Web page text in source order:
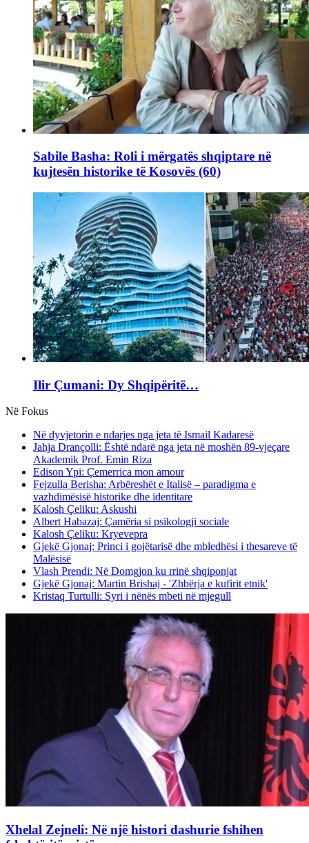
Sabile Basha: Roli i mërgatës shqiptare në
kujtesën historike të Kosovës (60)
Ilir Çumani: Dy Shqipëritë…
Në Fokus
Në dyvjetorin e ndarjes nga jeta të Ismail Kadaresë
Jahja Drançolli: Është ndarë nga jeta në moshën 89-vjeçare
Akademik Prof. Emin Riza
Edison Ypi: Çemerrica mon amour
Fejzulla Berisha: Arbëreshët e Italisë – paradigma e
vazhdimësisë historike dhe identitare
Kalosh Çeliku: Askushi
Albert Habazaj: Çamëria si psikologji sociale
Kalosh Çeliku: Kryevepra
Gjekë Gjonaj: Princi i gojëtarisë dhe mbledhësi i thesareve të
Malësisë
Vlash Prendi: Në Domgjon ku rrinë shqiponjat
Gjekë Gjonaj: Martin Brishaj - 'Zhbërja e kufirit etnik'
Kristaq Turtulli: Syri i nënës mbeti në mjegull
Xhelal Zejneli: Në një histori dashurie fshihen